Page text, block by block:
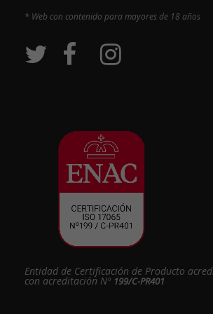
* Web con contenido para mayores de 18 años
Entidad de Certificación de Producto
con acreditación Nº 199/C-PR401